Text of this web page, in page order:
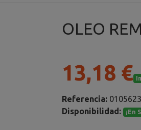
OLEO
13,18 €
Referencia:
Disponibilidad:
¡En